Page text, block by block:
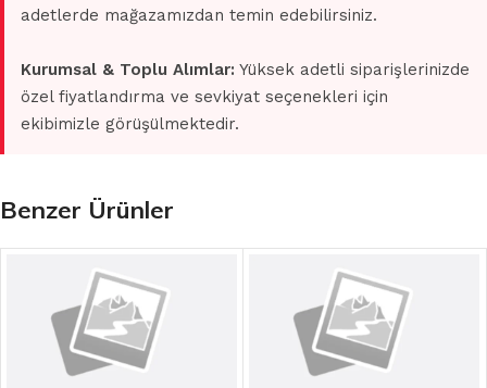
adetlerde mağazamızdan temin edebilirsiniz.
Kurumsal & Toplu Alımlar: Yüksek adetli siparişlerinizde
özel fiyatlandırma ve sevkiyat seçenekleri için
ekibimizle görüşülmektedir.
Benzer Ürünler